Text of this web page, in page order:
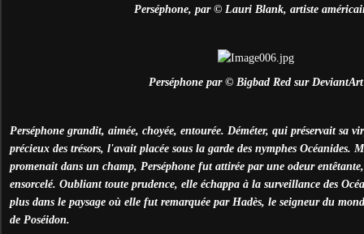
Perséphone, par © Lauri Blank, artiste
Perséphone par © Bigbad Red sur DeviantArt
Perséphone grandit, aimée, choyée, entourée. Déméter, qui préservait sa
précieux des trésors, l'avait placée sous la garde des nymphes Océanides.
promenait dans un champ, Perséphone fut attirée par une odeur
ensorcelé. Oubliant toute prudence, elle échappa à la surveillance des
plus dans le paysage où elle fut remarquée par Hadès, le seigneur du
de Poséidon.